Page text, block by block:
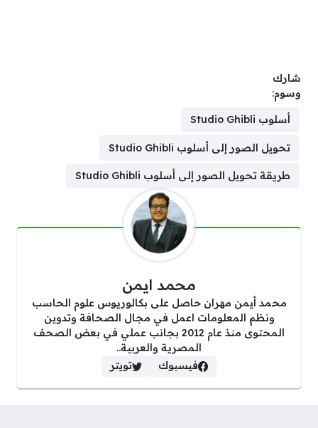
شارك
وسوم:
أسلوب Studio Ghibli
تحويل الصور إلى أسلوب Studio Ghibli
طريقة تحويل الصور إلى أسلوب Studio Ghibli
محمد ايمن
محمد أيمن مهران حاصل على بكالوريوس علوم الحاسب
ونظم المعلومات اعمل في مجال الصحافة وتدوين
المحتوى منذ عام 2012 بجانب عملي في بعض الصحف
المصرية والعربية..
فيسبوك
تويتر